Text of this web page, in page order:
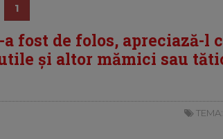
1
fost de folos, apreciază-l
și altor mămici sau
TEMA: